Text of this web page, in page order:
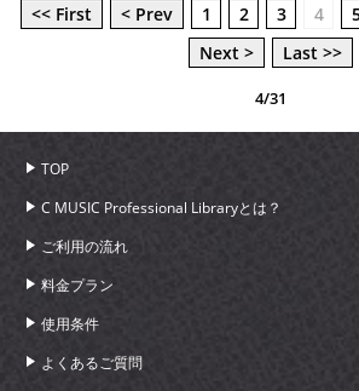
<< First < Prev 1 2 3 4
Next >
Last >>
4/31
TOP
C MUSIC Professional Libraryとは？
ご利用の流れ
料金プラン
使用条件
よくあるご質問